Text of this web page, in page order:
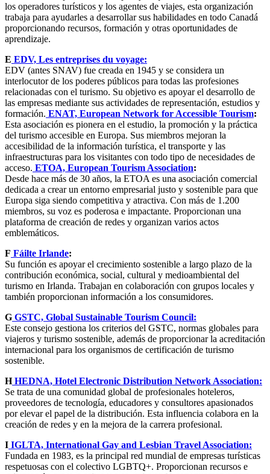
los operadores turísticos y los agentes de viajes, esta organización
trabaja para ayudarles a desarrollar sus habilidades en todo Canadá
proporcionando recursos, formación y otras oportunidades de
aprendizaje.
E EDV, Les entreprises du voyage:
EDV (antes SNAV) fue creada en 1945 y se considera un
interlocutor de los poderes públicos para todas las profesiones
relacionadas con el turismo. Su objetivo es apoyar el desarrollo de
las empresas mediante sus actividades de representación, estudios y
formación. ENAT, European Network for Accessible Tourism:
Esta asociación es pionera en el estudio, la promoción y la práctica
del turismo accesible en Europa. Sus miembros mejoran la
accesibilidad de la información turística, el transporte y las
infraestructuras para los visitantes con todo tipo de necesidades de
acceso. ETOA, European Tourism Association:
Desde hace más de 30 años, la ETOA es una asociación comercial
dedicada a crear un entorno empresarial justo y sostenible para que
Europa siga siendo competitiva y atractiva. Con más de 1.200
miembros, su voz es poderosa e impactante. Proporcionan una
plataforma de creación de redes y organizan varios actos
emblemáticos.
F Fáilte Irlande:
Su función es apoyar el crecimiento sostenible a largo plazo de la
contribución económica, social, cultural y medioambiental del
turismo en Irlanda. Trabajan en colaboración con grupos locales y
también proporcionan información a los consumidores.
G GSTC, Global Sustainable Tourism Council:
Este consejo gestiona los criterios del GSTC, normas globales para
viajeros y turismo sostenible, además de proporcionar la acreditación
internacional para los organismos de certificación de turismo
sostenible.
H HEDNA, Hotel Electronic Distribution Network Association:
Se trata de una comunidad global de profesionales hoteleros,
proveedores de tecnología, educadores y consultores apasionados
por elevar el papel de la distribución. Esta influencia colabora en la
creación de redes y en la mejora de la carrera profesional.
I IGLTA, International Gay and Lesbian Travel Association:
Fundada en 1983, es la principal red mundial de empresas turísticas
respetuosas con el colectivo LGBTQ+. Proporcionan recursos e